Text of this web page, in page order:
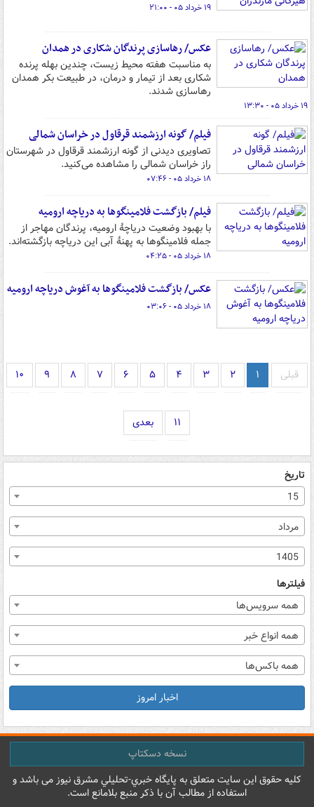
۱۹ خرداد ۰۵ - ۲۱:۰۰
عکس/ رهاسازی پرندگان شکاری در همدان
به مناسبت هفته محیط زیست، چندین بهله پرنده
شکاری بعد از تیمار و درمان، در طبیعت بکر همدان
رهاسازی شدند.
۱۹ خرداد ۰۵ - ۱۳:۳۰
فیلم/ گونه ارزشمند قرقاول در خراسان شمالی
تصاویری دیدنی از گونه ارزشمند قرقاول در شهرستان
راز خراسان شمالی را مشاهده می‌کنید.
۱۸ خرداد ۰۵ - ۰۷:۴۶
فیلم/ بازگشت فلامینگوها به دریاچه ارومیه
با بهبود وضعیت دریاچۀ ارومیه، پرندگان مهاجر از
جمله فلامینگوها به پهنۀ آبی این دریاچه بازگشته‌اند.
۱۸ خرداد ۰۵ - ۰۴:۲۵
عکس/ بازگشت فلامینگوها به آغوش دریاچه ارومیه
۱۸ خرداد ۰۵ - ۰۳:۰۶
قبلی ۱ ۲ ۳ ۴ ۵ ۶ ۷ ۸ ۹ ۱۰
۱۱ بعدی
تاریخ
15
مرداد
1405
فیلترها
همه سرویس‌ها
همه انواع خبر
همه باکس‌ها
اخبار امروز
نسخه دسکتاپ
کليه حقوق اين سايت متعلق به پایگاه خبري-تحليلي مشرق نيوز می باشد و
استفاده از مطالب آن با ذکر منبع بلامانع است.